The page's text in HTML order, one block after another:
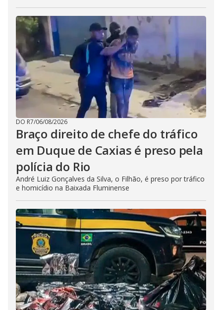
DO R7/06/08/2026
Braço direito de chefe do tráfico
em Duque de Caxias é preso pela
polícia do Rio
André Luiz Gonçalves da Silva, o Filhão, é preso por tráfico
e homicídio na Baixada Fluminense